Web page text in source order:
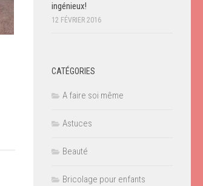
ingénieux!
12 FÉVRIER 2016
CATÉGORIES
A faire soi même
Astuces
Beauté
Bricolage pour enfants